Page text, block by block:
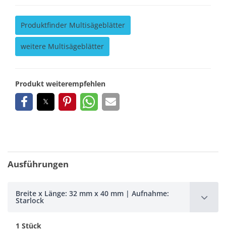
Produktfinder Multisägeblätter
weitere Multisägeblätter
Produkt weiterempfehlen
Ausführungen
Breite x Länge: 32 mm x 40 mm | Aufnahme:
Starlock
1 Stück